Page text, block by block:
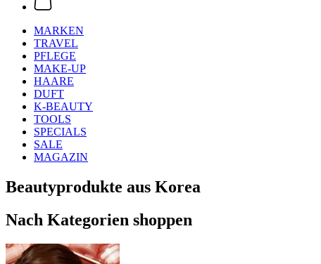
MARKEN
TRAVEL
PFLEGE
MAKE-UP
HAARE
DUFT
K-BEAUTY
TOOLS
SPECIALS
SALE
MAGAZIN
Beautyprodukte aus Korea
Nach Kategorien shoppen